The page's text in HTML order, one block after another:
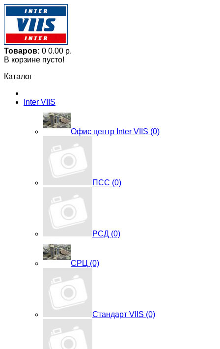
Товаров: 0 0.00 р.
В корзине пусто!
Каталог
Inter VIIS
Офис центр Inter VIIS (0)
ПСС (0)
РСД (0)
СРЦ (0)
Стандарт VIIS (0)